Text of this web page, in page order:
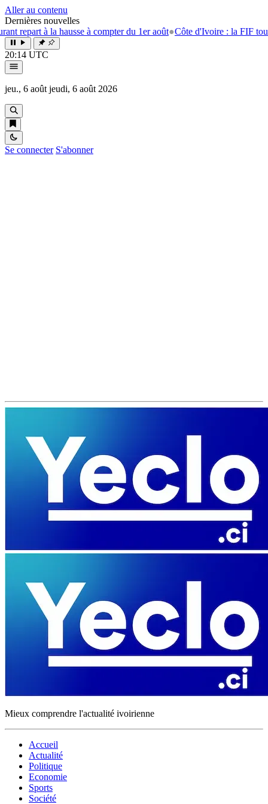
Aller au contenu
Dernières nouvelles
à la hausse à compter du 1er août●Côte d'Ivoire : la FIF tourne
20:14 UTC
jeu., 6 août jeudi, 6 août 2026
Se connecter S'abonner
Mieux comprendre l'actualité ivoirienne
Accueil
Actualité
Politique
Economie
Sports
Société